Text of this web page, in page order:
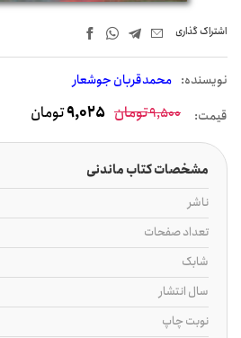
اشتراک‌ گذاری
نويسنده: محمدقربان جوشعار
قیمت: 9,500تومان 9,025تومان
مشخصات کتاب ماندنی
ناشر
تعداد صفحات
شابک
سال انتشار
نوبت چاپ